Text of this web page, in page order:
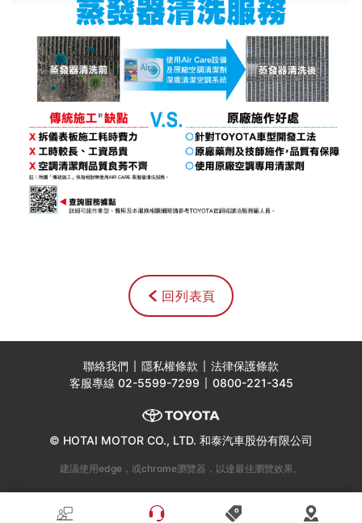
回列表頁
聯絡我們 隱私權條款
法律保護條款
客服專線 02-5599-7299 0800-221-345
© HOTAI MOTOR CO., LTD. 和泰汽車股份有限公司
建議使用edge，或chrome瀏覽器，以達最佳瀏覽效果。